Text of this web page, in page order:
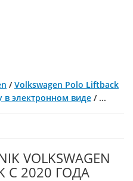
/Volkswagen Polo Liftback
в электронном виде / ...
VOLKSWAGEN
С 2020 ГОДА